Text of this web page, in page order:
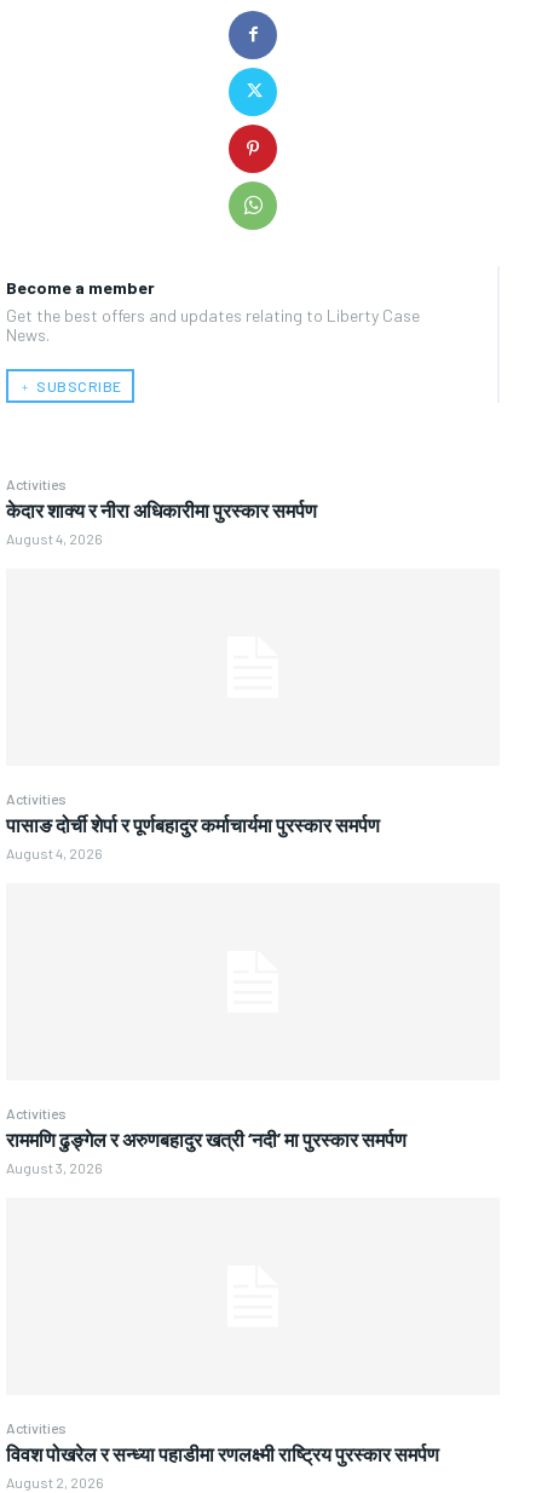
Become a member
Get the best offers and updates relating to Liberty Case
News.
﹢ SUBSCRIBE
Activities
केदार शाक्य र नीरा अधिकारीमा पुरस्कार समर्पण
August 4, 2026
Activities
पासाङ दोर्ची शेर्पा र पूर्णबहादुर कर्माचार्यमा पुरस्कार समर्पण
August 4, 2026
Activities
राममणि ढुङ्गेल र अरुणबहादुर खत्री ‘नदी’ मा पुरस्कार समर्पण
August 3, 2026
Activities
विवश पोखरेल र सन्ध्या पहाडीमा रणलक्ष्मी राष्ट्रिय पुरस्कार समर्पण
August 2, 2026